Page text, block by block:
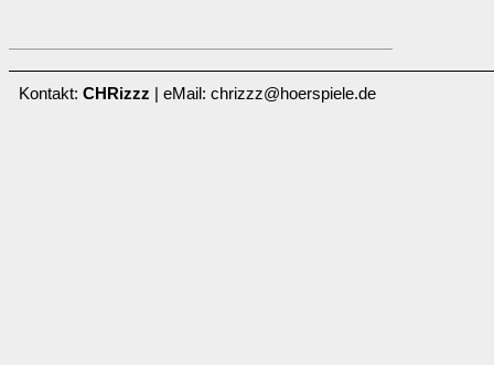
Kontakt: CHRizzz | eMail: chrizzz@hoerspiele.de